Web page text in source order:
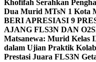
Khofifah Serahkan
Dua Murid MTsN 1 Kota
BERI APRESIASI 9
AJANG FLS3N DAN
Matsanewa: Murid Kelas
dalam Ujian Praktik
Prestasi Juara FLS3N